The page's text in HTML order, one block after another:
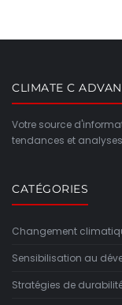
CLIMATE C
Votre source
tendances et
CATÉGORIES
Changement
Sensibilisation au
Stratégies de